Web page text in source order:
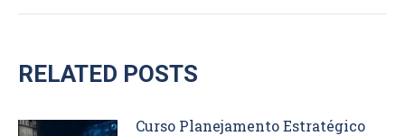
RELATED POSTS
Curso Planejamento Estratégico